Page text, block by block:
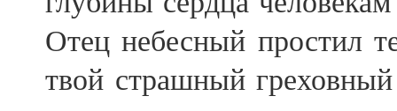
Отец небесный простил
твой страшный